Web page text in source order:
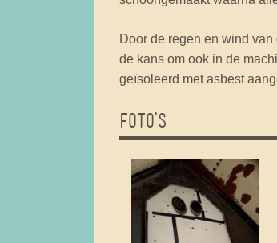
Door de regen en wind
de kans om ook in de
geïsoleerd met asbest
FOTO'S